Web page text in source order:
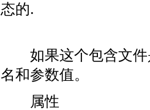
态的.
如果这个包含文件
名和参数值。
属性